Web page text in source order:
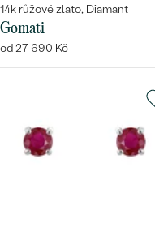
14k růžové zlato, Diamant
Gomati
od 27 690 Kč